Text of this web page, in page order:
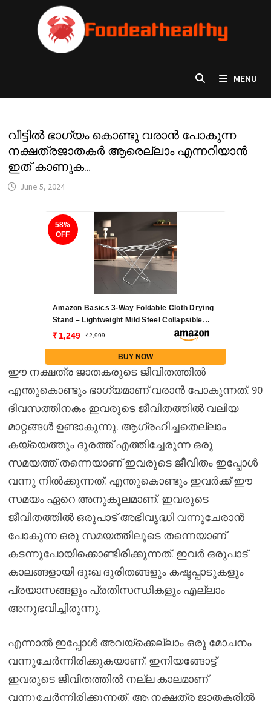
MENU
വീട്ടിൽ ഭാഗ്യം കൊണ്ടു വരാൻ പോകുന്ന
നക്ഷത്രജാതകർ ആരെല്ലാം എന്നറിയാൻ
ഇത് കാണുക…
June 5, 2024
Amazon Basics 3-Way Foldable Cloth Drying
Stand – Lightweight Mild Steel Collapsible
Rack with 20 Rails & 42 Ft Rack Length
1,249 2,999
58%
OFF
BUY NOW
ഈ നക്ഷത്ര ജാതകരുടെ ജീവിതത്തിൽ
എന്തുകൊണ്ടും ഭാഗ്യമാണ് വരാൻ പോകുന്നത്. 90
ദിവസത്തിനകം ഇവരുടെ ജീവിതത്തിൽ വലിയ
മാറ്റങ്ങൾ ഉണ്ടാകുന്നു. ആഗ്രഹിച്ചതെല്ലാം
കയ്യെത്തും ദൂരത്ത് എത്തിച്ചേരുന്ന ഒരു
സമയത്ത് തന്നെയാണ് ഇവരുടെ ജീവിതം ഇപ്പോൾ
വന്നു നിൽക്കുന്നത്. എന്തുകൊണ്ടും ഇവർക്ക് ഈ
സമയം ഏറെ അനുകൂലമാണ്. ഇവരുടെ
ജീവിതത്തിൽ ഒരുപാട് അഭിവൃദ്ധി വന്നുചേരാൻ
പോകുന്ന ഒരു സമയത്തിലൂടെ തന്നെയാണ്
കടന്നുപോയിക്കൊണ്ടിരിക്കുന്നത്. ഇവർ ഒരുപാട്
കാലങ്ങളായി ദുഃഖ ദുരിതങ്ങളും കഷ്ടപ്പാടുകളും
പ്രയാസങ്ങളും പ്രതിസന്ധികളും എല്ലാം
അനുഭവിച്ചിരുന്നു.
എന്നാൽ ഇപ്പോൾ അവയ്ക്കെല്ലാം ഒരു മോചനം
വന്നുചേർന്നിരിക്കുകയാണ്. ഇനിയങ്ങോട്ട്
ഇവരുടെ ജീവിതത്തിൽ നല്ല കാലമാണ്
വന്നുചേർന്നിരിക്കുന്നത്. ആ നക്ഷത്ര ജാതകരിൽ